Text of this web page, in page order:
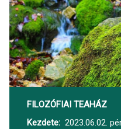
FILOZÓFIAI TEAHÁZ
Kezdete
2023.06.02.